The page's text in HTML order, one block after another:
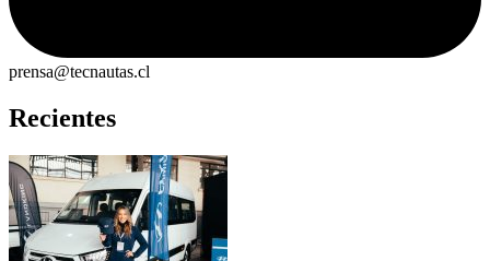
prensa@tecnautas.cl
Recientes